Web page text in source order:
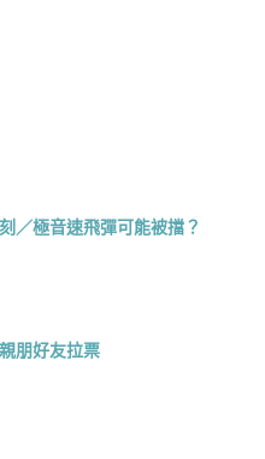
／極音速飛彈可能被擋？
朋好友拉票